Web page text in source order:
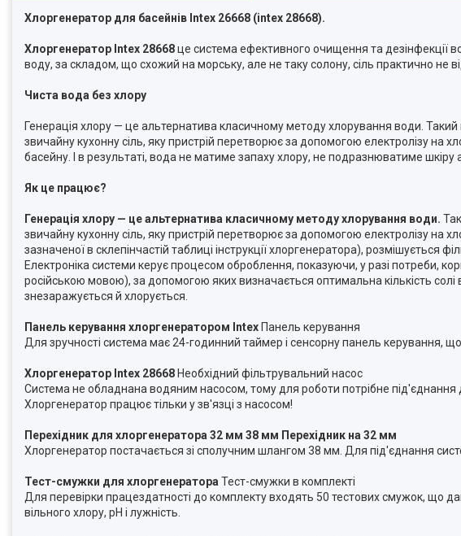
Хлоргенератор для басейнів Intex 26668 (intex 28668).
Хлоргенератор Intex 28668це система ефективного очищення та дезінфекції
воду, за складом, що схожий на морську, але не таку солону, сіль практично не
Чиста вода без хлору
Генерація хлору — це альтернатива класичному методу хлорування води.
звичайну кухонну сіль, яку пристрій перетворює за допомогою електролізу на
басейну. І в результаті, вода не матиме запаху хлору, не подразнюватиме
Як це працює?
Генерація хлору — це альтернатива класичному методу хлорування води.
звичайну кухонну сіль, яку пристрій перетворює за допомогою електролізу на
зазначеної в склепінчастій таблиці інструкції хлоргенератора), розмішується
Електроніка системи керує процесом оброблення, показуючи, у разі потреби,
російською мовою), за допомогою яких визначається оптимальна кількість
знезаражується й хлорується.
Панель керування хлоргенератором Intex Панель керування
Для зручності система має 24-годинний таймер і сенсорну панель керування,
Хлоргенератор Intex 28668 Необхідний фільтрувальний насос
Система не обладнана водяним насосом, тому для роботи потрібне під'єднання
Хлоргенератор працює тільки у зв'язці з насосом!
Перехідник для хлоргенератора 32 мм 38 мм Перехідник на 32 мм
Хлоргенератор постачається зі сполучним шлангом 38 мм. Для під'єднання
Тест-смужки для хлоргенератора Тест-смужки в комплекті
Для перевірки працездатності до комплекту входять 50 тестових смужок, що
вільного хлору, pH і лужність.